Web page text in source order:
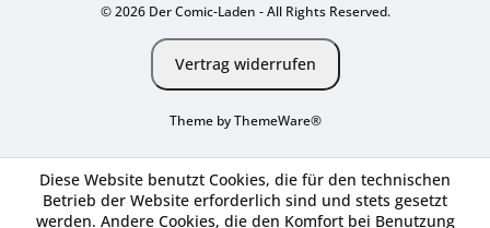
© 2026 Der Comic-Laden - All Rights Reserved.
Vertrag widerrufen
Theme byThemeWare®
Diese Website benutzt Cookies, die für den technischen
Betrieb der Website erforderlich sind und stets gesetzt
werden. Andere Cookies, die den Komfort bei Benutzung